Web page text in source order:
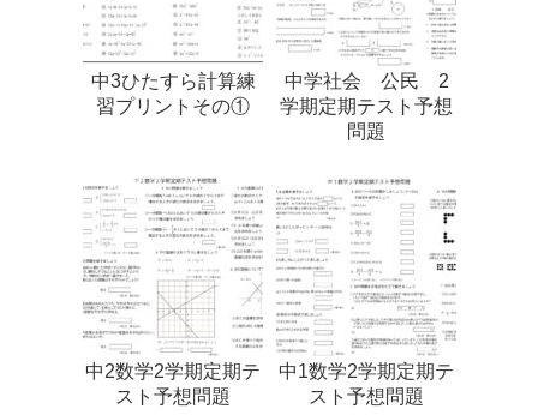
中3ひたすら計算練
習プリントその①
中学社会 公民 2
学期定期テスト予想
問題
中2数学2学期定期テ
スト予想問題
中1数学2学期定期テ
スト予想問題